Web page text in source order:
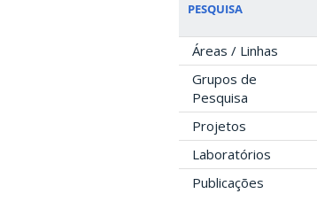
PESQUISA
Áreas / Linhas
Grupos de
Pesquisa
Projetos
Laboratórios
Publicações